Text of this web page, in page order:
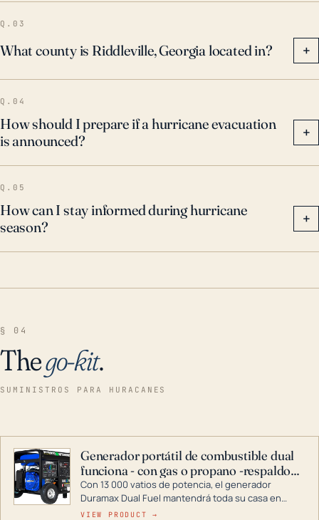
Q.03
What county is Riddleville, Georgia located in? +
Q.04
How should I prepare if a hurricane evacuation
is announced?
+
Q.05
How can I stay informed during hurricane
season?
+
§ 04
Thego-kit.
SUMINISTROS PARA HURACANES
Generador portátil de combustible dual
funciona - con gas o propano -respaldo
para el hogar
Con 13 000 vatios de potencia, el generador
Duramax Dual Fuel mantendrá toda su casa en
funcionamiento durante una tormenta o un corte
VIEW PRODUCT →